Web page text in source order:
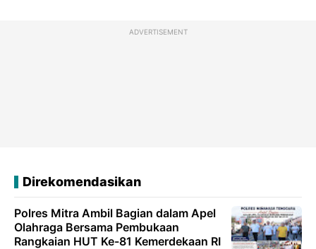
ADVERTISEMENT
Direkomendasikan
Polres Mitra Ambil Bagian dalam Apel
Olahraga Bersama Pembukaan
Rangkaian HUT Ke-81 Kemerdekaan RI